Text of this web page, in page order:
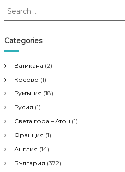
S
r
c
f
o
r
Categories
Ватикана (2)
Косово (1)
Румъния (18)
Русия (1)
Света гора – Атон (1)
Франция (1)
Англия (14)
България (372)